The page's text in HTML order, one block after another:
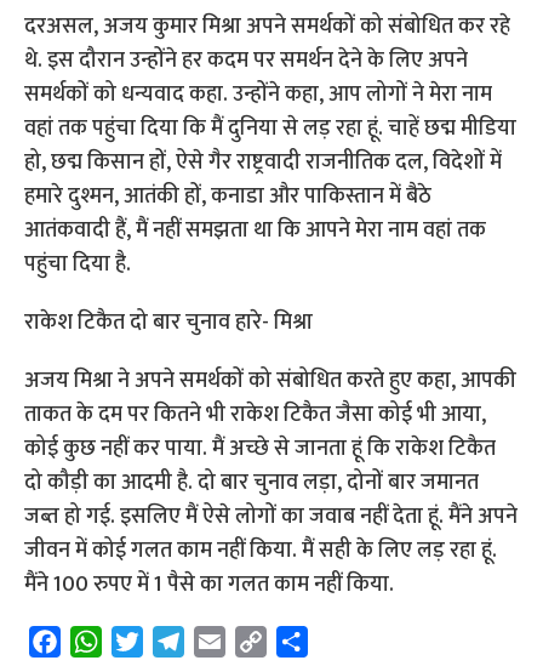
दरअसल, अजय कुमार मिश्रा अपने समर्थकों को संबोधित कर रहे
थे. इस दौरान उन्होंने हर कदम पर समर्थन देने के लिए अपने
समर्थकों को धन्यवाद कहा. उन्होंने कहा, आप लोगों ने मेरा नाम
वहां तक पहुंचा दिया कि मैं दुनिया से लड़ रहा हूं. चाहें छद्म मीडिया
हो, छद्म किसान हों, ऐसे गैर राष्ट्रवादी राजनीतिक दल, विदेशों में
हमारे दुश्मन, आतंकी हों, कनाडा और पाकिस्तान में बैठे
आतंकवादी हैं, मैं नहीं समझता था कि आपने मेरा नाम वहां तक
पहुंचा दिया है.
राकेश टिकैत दो बार चुनाव हारे- मिश्रा
अजय मिश्रा ने अपने समर्थकों को संबोधित करते हुए कहा, आपकी
ताकत के दम पर कितने भी राकेश टिकैत जैसा कोई भी आया,
कोई कुछ नहीं कर पाया. मैं अच्छे से जानता हूं कि राकेश टिकैत
दो कौड़ी का आदमी है. दो बार चुनाव लड़ा, दोनों बार जमानत
जब्त हो गई. इसलिए मैं ऐसे लोगों का जवाब नहीं देता हूं. मैंने अपने
जीवन में कोई गलत काम नहीं किया. मैं सही के लिए लड़ रहा हूं.
मैंने 100 रुपए में 1 पैसे का गलत काम नहीं किया.
W